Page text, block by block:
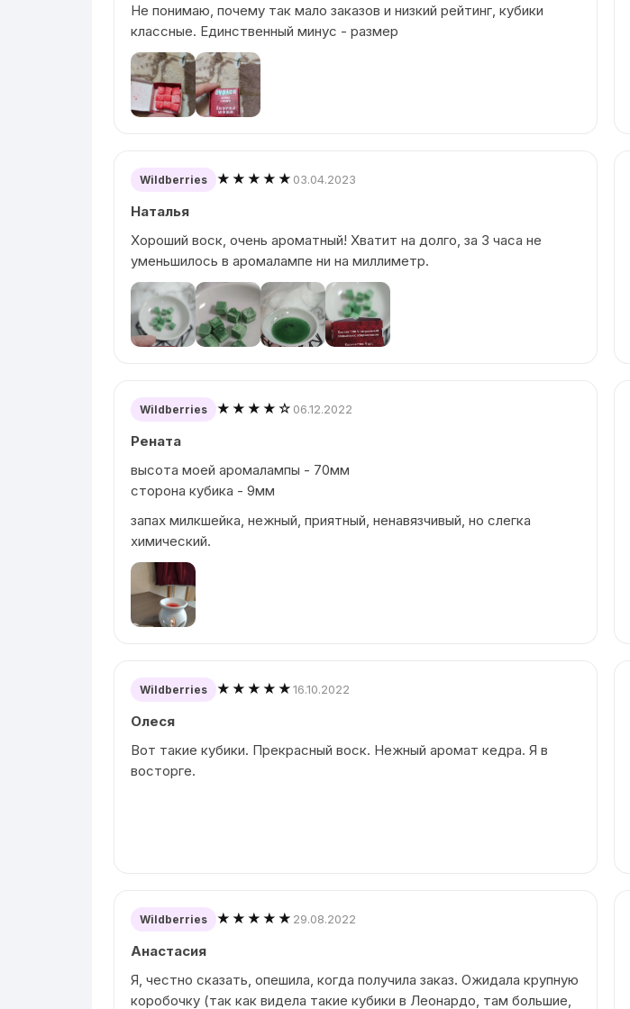
Не понимаю, почему так мало заказов и низкий рейтинг, кубики
классные. Единственный минус - размер
Wildberries ★★★★★ 03.04.2023
Наталья
Хороший воск, очень ароматный! Хватит на долго, за 3 часа не
уменьшилось в аромалампе ни на миллиметр.
Wildberries ★★★★☆ 06.12.2022
Рената
высота моей аромалампы - 70мм
сторона кубика - 9мм
запах милкшейка, нежный, приятный, ненавязчивый, но слегка
химический.
Wildberries ★★★★★16.10.2022
Олеся
Вот такие кубики. Прекрасный воск. Нежный аромат кедра. Я в
восторге.
Wildberries ★★★★★ 29.08.2022
Анастасия
Я, честно сказать, опешила, когда получила заказ. Ожидала крупную
коробочку (так как видела такие кубики в Леонардо, там большие,